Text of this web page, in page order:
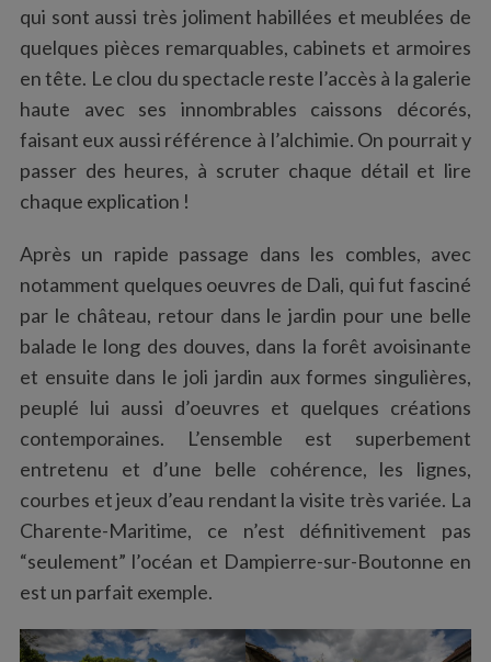
qui sont aussi très joliment habillées et meublées de
quelques pièces remarquables, cabinets et armoires
en tête. Le clou du spectacle reste l’accès à la galerie
haute avec ses innombrables caissons décorés,
faisant eux aussi référence à l’alchimie. On pourrait y
passer des heures, à scruter chaque détail et lire
chaque explication !
Après un rapide passage dans les combles, avec
notamment quelques oeuvres de Dali, qui fut fasciné
par le château, retour dans le jardin pour une belle
balade le long des douves, dans la forêt avoisinante
et ensuite dans le joli jardin aux formes singulières,
peuplé lui aussi d’oeuvres et quelques créations
contemporaines. L’ensemble est superbement
entretenu et d’une belle cohérence, les lignes,
courbes et jeux d’eau rendant la visite très variée. La
Charente-Maritime, ce n’est définitivement pas
“seulement” l’océan et Dampierre-sur-Boutonne en
est un parfait exemple.